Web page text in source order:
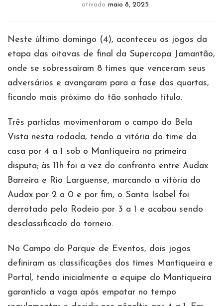
ativado maio 8, 2025
Neste último domingo (4), aconteceu os jogos da
etapa das oitavas de final da Supercopa Jamantão,
onde se sobressaíram 8 times que venceram seus
adversários e avançaram para a fase das quartas,
ficando mais próximo do tão sonhado título.
Três partidas movimentaram o campo do Bela
Vista nesta rodada, tendo a vitória do time da
casa por 4 a 1 sob o Mantiqueira na primeira
disputa; às 11h foi a vez do confronto entre Audax
Barreira e Rio Larguense, marcando a vitória do
Audax por 2 a 0 e por fim, o Santa Isabel foi
derrotado pelo Rodeio por 3 a 1 e acabou sendo
desclassificado do torneio.
No Campo do Parque de Eventos, dois jogos
definiram as classificações dos times Mantiqueira e
Portal, tendo inicialmente a equipe do Mantiqueira
garantido a vaga após empatar no tempo